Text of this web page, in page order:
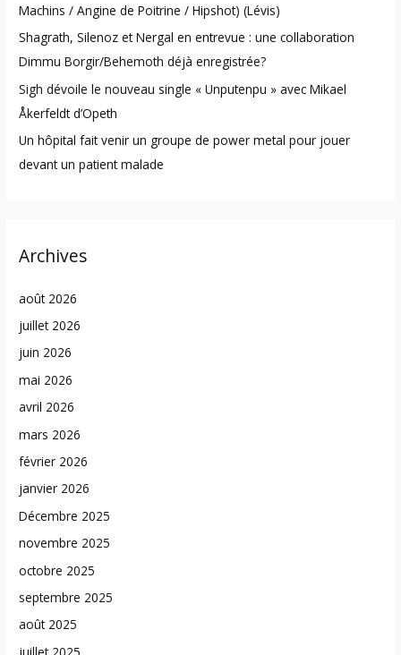
:Machins / Angine de Poitrine / Hipshot) (Lévis)
Shagrath, Silenoz et Nergal en entrevue : une collaboration
Dimmu Borgir/Behemoth déjà enregistrée?
Sigh dévoile le nouveau single « Unputenpu » avec Mikael
Åkerfeldt d’Opeth
Un hôpital fait venir un groupe de power metal pour jouer
devant un patient malade
Archives
août 2026
juillet 2026
juin 2026
mai 2026
avril 2026
mars 2026
février 2026
janvier 2026
Décembre 2025
novembre 2025
octobre 2025
septembre 2025
août 2025